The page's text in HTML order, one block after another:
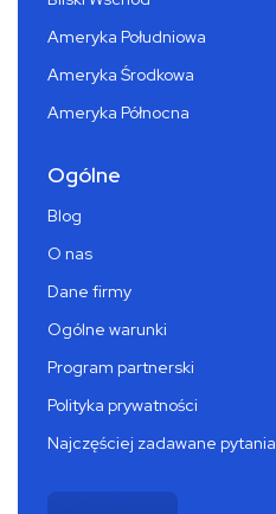
Ameryka Południowa
Ameryka Środkowa
Ameryka Północna
Ogólne
Blog
O nas
Dane firmy
Ogólne warunki
Program partnerski
Polityka prywatności
Najczęściej zadawane pytania